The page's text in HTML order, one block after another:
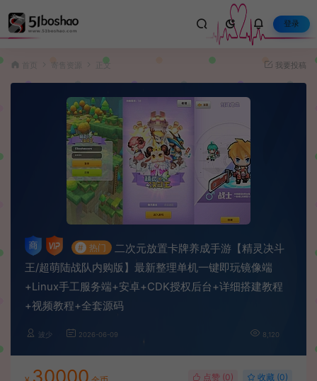
登录
寄售资源 正文 我要投稿
# 热门
二次元放置卡牌养成手游【精灵决斗
王/超萌陆战队内购版】最新整理单机一键即玩镜像端
+Linux手工服务端+安卓+CDK授权后台+详细搭建教程
+视频教程+全套源码
波少 2026-06-09 8,120
30000 点赞 (0) 收藏 (0)